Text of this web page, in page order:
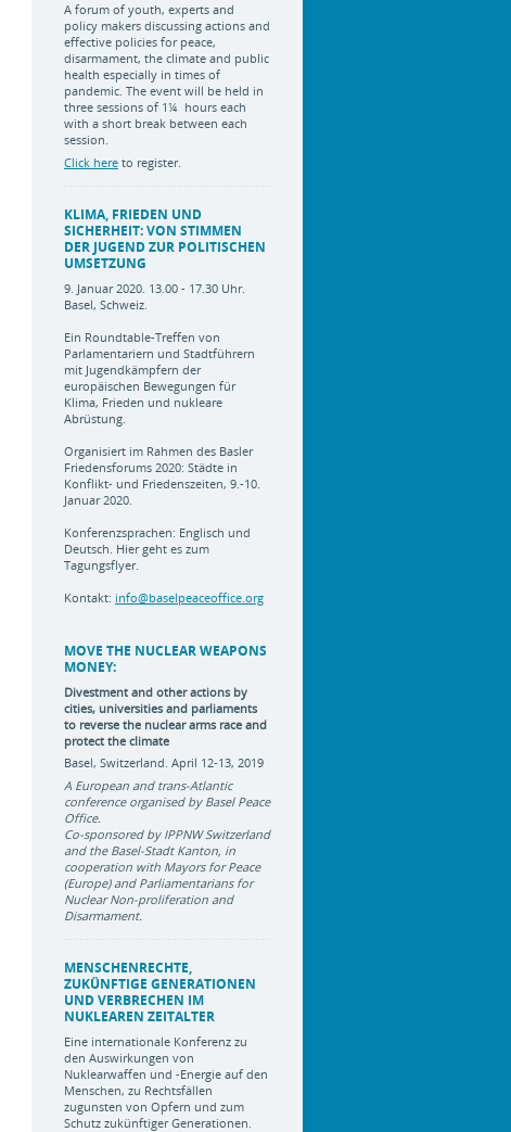
A forum of youth, experts and
policy makers discussing actions and
effective policies for peace,
disarmament, the climate and public
health especially in times of
pandemic. The event will be held in
three sessions of 1¼ hours each
with a short break between each
session.
Click here to register.
KLIMA, FRIEDEN UND
SICHERHEIT: VON STIMMEN
DER JUGEND ZUR POLITISCHEN
UMSETZUNG
9. Januar 2020. 13.00 - 17.30 Uhr.
Basel, Schweiz.
Ein Roundtable-Treffen von
Parlamentariern und Stadtführern
mit Jugendkämpfern der
europäischen Bewegungen für
Klima, Frieden und nukleare
Abrüstung.
Organisiert im Rahmen des Basler
Friedensforums 2020: Städte in
Konflikt- und Friedenszeiten, 9.-10.
Januar 2020.
Konferenzsprachen: Englisch und
Deutsch. Hier geht es zum
Tagungsflyer.
Kontakt: info@baselpeaceoffice.org
MOVE THE NUCLEAR WEAPONS
MONEY:
Divestment and other actions by
cities, universities and parliaments
to reverse the nuclear arms race and
protect the climate
Basel, Switzerland. April 12-13, 2019
A European and trans-Atlantic
conference organised by Basel Peace
Office.
Co-sponsored by IPPNW Switzerland
and the Basel-Stadt Kanton, in
cooperation with Mayors for Peace
(Europe) and Parliamentarians for
Nuclear Non-proliferation and
Disarmament.
MENSCHENRECHTE,
ZUKÜNFTIGE GENERATIONEN
UND VERBRECHEN IM
NUKLEAREN ZEITALTER
Eine internationale Konferenz zu
den Auswirkungen von
Nuklearwaffen und -Energie auf den
Menschen, zu Rechtsfällen
zugunsten von Opfern und zum
Schutz zukünftiger Generationen.